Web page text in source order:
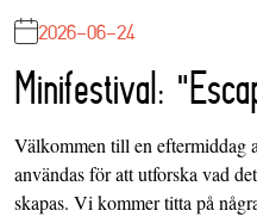
2026-06-24
Minifestival:
Välkommen till en eftermiddag
användas för att utforska vad
skapas. Vi kommer titta på